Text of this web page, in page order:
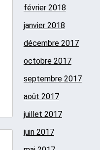
février 2018
janvier 2018
décembre 2017
octobre 2017
septembre 2017
août 2017
juillet 2017
juin 2017